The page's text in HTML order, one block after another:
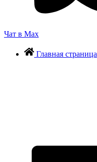
Чат в Max
Главная страница